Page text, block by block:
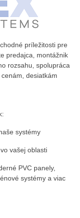
príležitosti pre
predajca, montážnik
rozsahu, spolupráca
desiatkám
systémy
vašej oblasti
PVC panely,
systémy a viac